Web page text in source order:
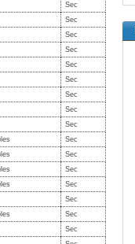
Sec
Sec
Sec
Sec
Sec
Sec
Sec
Sec
Sec
Sec
Sec
Sec
Sec
Sec
Sec
Sec